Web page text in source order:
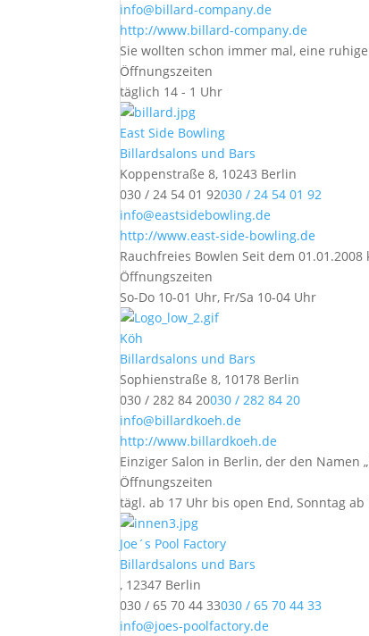
info@billard-company.de
http://www.billard-company.de
Sie wollten schon immer mal, eine
Öffnungszeiten
täglich 14 - 1 Uhr
East Side Bowling
Billardsalons und Bars
Koppenstraße 8, 10243 Berlin
030 / 24 54 01 92030 / 24 54 01 92
info@eastsidebowling.de
http://www.east-side-bowling.de
Rauchfreies Bowlen Seit dem
Öffnungszeiten
So-Do 10-01 Uhr, Fr/Sa 10-04 Uhr
Köh
Billardsalons und Bars
Sophienstraße 8, 10178 Berlin
030 / 282 84 20030 / 282 84 20
info@billardkoeh.de
http://www.billardkoeh.de
Einziger Salon in Berlin, der den Namen
Öffnungszeiten
tägl. ab 17 Uhr bis open End, Sonntag
Joe´s Pool Factory
Billardsalons und Bars
, 12347 Berlin
030 / 65 70 44 33030 / 65 70 44 33
info@joes-poolfactory.de